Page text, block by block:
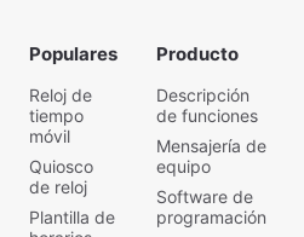
Populares
Reloj de
tiempo
móvil
Quiosco
de reloj
Plantilla de
Producto
Descripción
de funciones
Mensajería de
equipo
Software de
programación